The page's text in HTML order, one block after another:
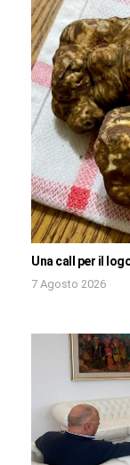
Una call per il
7 Agosto 2026